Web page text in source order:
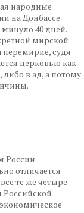
народные
на Донбассе
40 дней.
мирской
перемирие, судя
церковью как
в ад, а потому
России
отличается
те же четыре